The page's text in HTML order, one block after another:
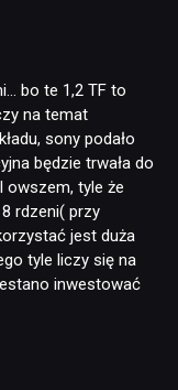
bo te 1,2 TF to
na temat
sony podało
będzie trwała do
owszem, tyle że
rdzeni( przy
jest duża
tyle liczy się na
inwestować